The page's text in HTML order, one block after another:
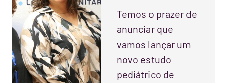
Temos o prazer de
anunciar que
vamos lançar um
novo estudo
pediátrico de